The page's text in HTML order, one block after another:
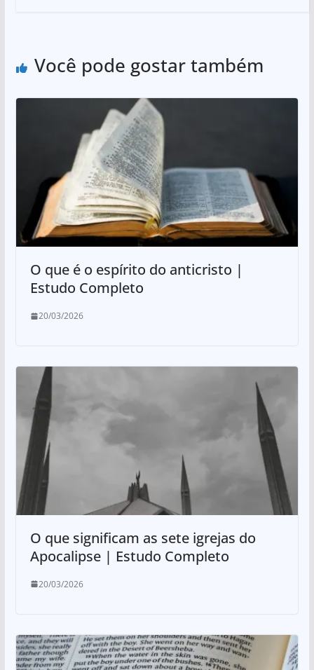
Você pode gostar também
O que é o espírito do anticristo |
Estudo Completo
20/03/2026
O que significam as sete igrejas do
Apocalipse | Estudo Completo
20/03/2026